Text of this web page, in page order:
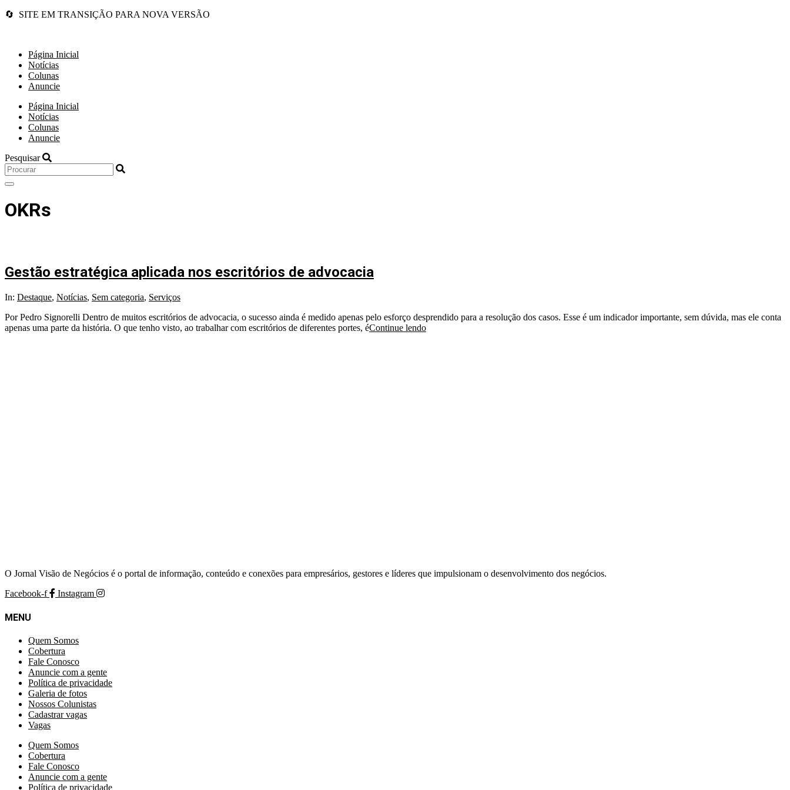
🔄 SITE EM TRANSIÇÃO PARA NOVA VERSÃO
Página Inicial
Notícias
Colunas
Anuncie
Página Inicial
Notícias
Colunas
Anuncie
Pesquisar
OKRs
Gestão estratégica aplicada nos escritórios de advocacia
2025-
29
In: Destaque, Notícias, Sem categoria, Serviços
Por Pedro Signorelli Dentro de muitos escritórios de advocacia, o sucesso ainda é medido apenas pelo esforço desprendido para a resolução dos casos. Esse é um indicador importante, sem dúvida, mas ele conta
apenas uma parte da história. O que tenho visto, ao trabalhar com escritórios de diferentes portes, éContinue lendo
O Jornal Visão de Negócios é o portal de informação, conteúdo e conexões para empresários, gestores e líderes que impulsionam o desenvolvimento dos negócios.
Facebook-f
Instagram
MENU
Quem Somos
Cobertura
Fale Conosco
Anuncie com a gente
Política de privacidade
Galeria de fotos
Nossos Colunistas
Cadastrar vagas
Vagas
Quem Somos
Cobertura
Fale Conosco
Anuncie com a gente
Política de privacidade